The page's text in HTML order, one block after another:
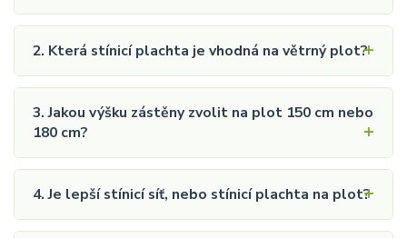
2. Která stínicí plachta je vhodná na větrný plot?
3. Jakou výšku zástěny zvolit na plot 150 cm nebo
180 cm?
4. Je lepší stínicí síť, nebo stínicí plachta na plot?